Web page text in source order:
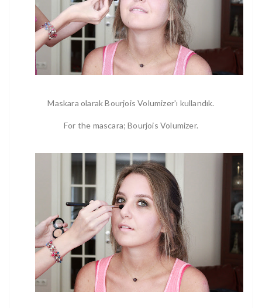
Maskara olarak Bourjois Volumizer'ı kullandık.
For the mascara; Bourjois Volumizer.